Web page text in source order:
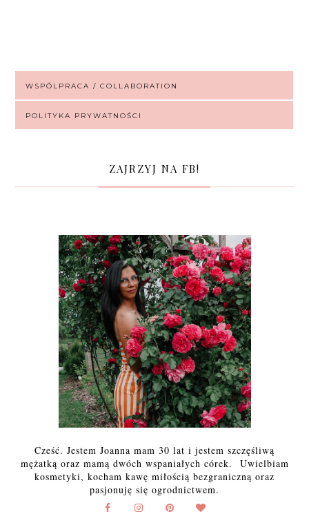
WSPÓLPRACA / COLLABORATION
POLITYKA PRYWATNOŚCI
ZAJRZYJ NA FB!
Cześć. Jestem Joanna mam 30 lat i jestem szczęśliwą
mężatką oraz mamą dwóch wspaniałych córek. Uwielbiam
kosmetyki, kocham kawę miłością bezgraniczną oraz
pasjonuję się ogrodnictwem.